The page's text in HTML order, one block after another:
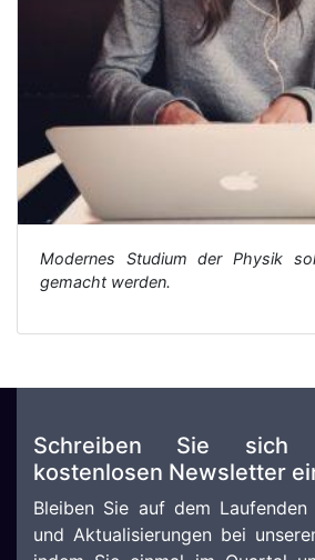
Modernes Studium der Physik
gemacht werden.
Schreiben Sie sich
kostenlosen Newsletter
Bleiben Sie auf dem
und Aktualisierungen bei